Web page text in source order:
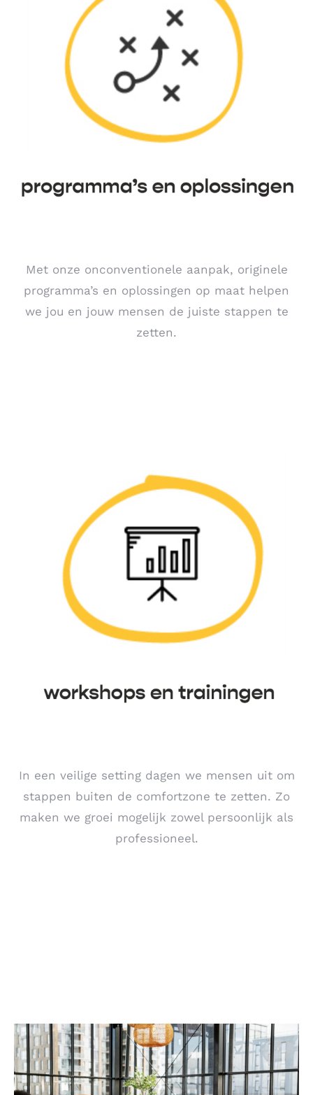
Met onze onconventionele aanpak, originele
programma’s en oplossingen op maat helpen
we jou en jouw mensen de juiste stappen te
zetten.
In een veilige setting dagen we mensen uit om
stappen buiten de comfortzone te zetten. Zo
maken we groei mogelijk zowel persoonlijk als
professioneel.